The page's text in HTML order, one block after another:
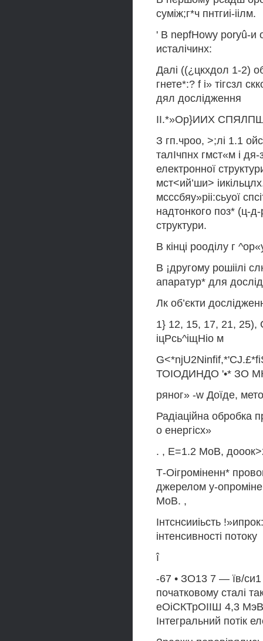
суміж;г*ч пнтгиі-іілм.
' В nepfHowy poryû-и
исталічинх:
Далі ((¿цкхдол 1-2)
гнете*:? f і» тігсзл
дял дослідження
ІІ.*»Ор}ИИХ
З гп.чроо, >;лі 1.1
талІчпнх гмст«м і
електронної
мст<ий’ши>
мсссбяу»ріі:сьуої
надтонкого поз* (ц-
структури.
В кінці рооділу г
В ¡другому рошіілі
апаратур* для
Лк об’єкти
1} 12, 15, 17, 21, 25),
іцРсь^іщНіо м
ТОІОДИНДО '•* ЗО
ряног» -w Доїде,
Радіаційна обробка
о енергісх»
. , Е=1.2 МоВ,
Т-Оігроміненн*
джерелом у-
МоВ. ,
Інтснсииіьсть
інтенсивності потоку
î
-67 • ЗО13 7 — їв/
початковому сталі
еОіСКТрОІІШ 4,3
Інтегральний потік